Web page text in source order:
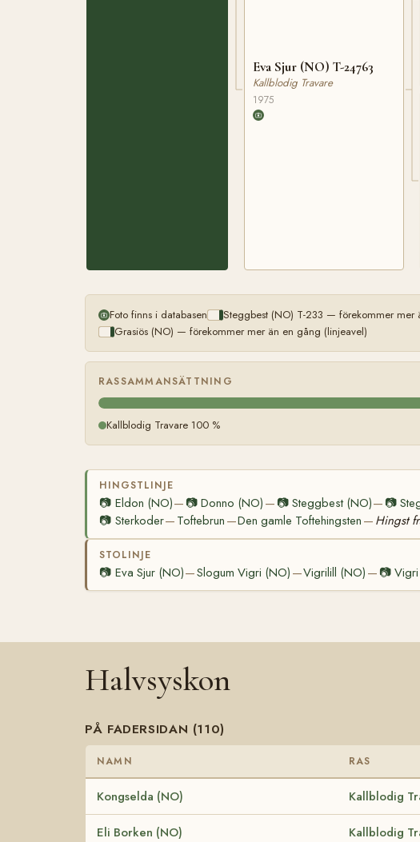
Eva Sjur (NO) T-24763
Kallblodig Travare
1975
Foto finns i databasen Steggbest (NO) T-233 — förekommer mer
Grasiös (NO) — förekommer mer än en gång (linjeavel)
RASSAMMANSÄTTNING
Kallblodig Travare 100 %
HINGSTLINJE
📷 Eldon (NO)— 📷Donno (NO) — 📷 Steggbest (NO)— 📷
📷 Sterkoder— Toftebrun —Den gamle Toftehingsten — Hingst
STOLINJE
📷 Eva Sjur (NO)—Slogum Vigri (NO) —Vigrilill (NO) — 📷
Halvsyskon
PÅ FADERSIDAN (110)
NAMN RAS
Kongselda (NO) Kallblodig
Eli Borken (NO) Kallblodig